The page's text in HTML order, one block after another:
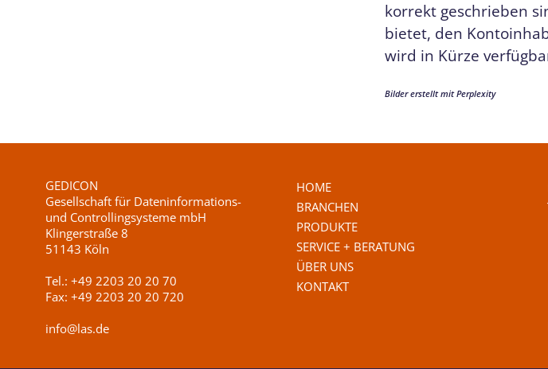
korrekt geschrieben
bietet, den
wird in Kürze
Bilder erstellt mit Perplexity
GEDICON
Gesellschaft für Dateninformations-
und Controllingsysteme mbH
Klingerstraße 8
51143 Köln
Tel.: +49 2203 20 20 70
Fax: +49 2203 20 20 720
info@las.de
HOME
BRANCHEN
PRODUKTE
SERVICE + BERATUNG
ÜBER UNS
KONTAKT